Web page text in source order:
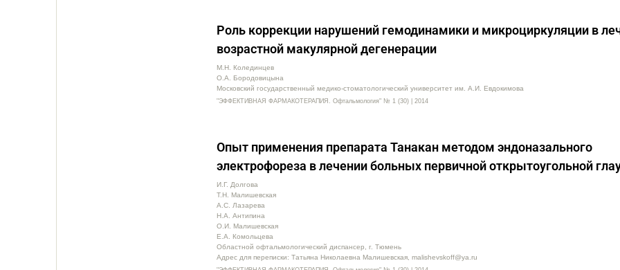
Роль коррекции нарушений гемодинамики и микроциркуляции в
возрастной макулярной дегенерации
М.Н. Колединцев
О.А. Бородовицына
Московский государственный медико-стоматологический университет им. А.И. Евдокимова
"ЭФФЕКТИВНАЯ ФАРМАКОТЕРАПИЯ. Офтальмология" № 1 (30) | 2014
Опыт применения препарата Танакан методом эндоназального
электрофореза в лечении больных первичной открытоугольной
И.Г. Долгова
Т.Н. Малишевская
А.С. Лазарева
Н.А. Антипина
О.И. Малишевская
Е.А. Комольцева
Областной офтальмологический диспансер, г. Тюмень
Адрес для переписки: Татьяна Николаевна Малишевская, malishevskoff@ya.ru